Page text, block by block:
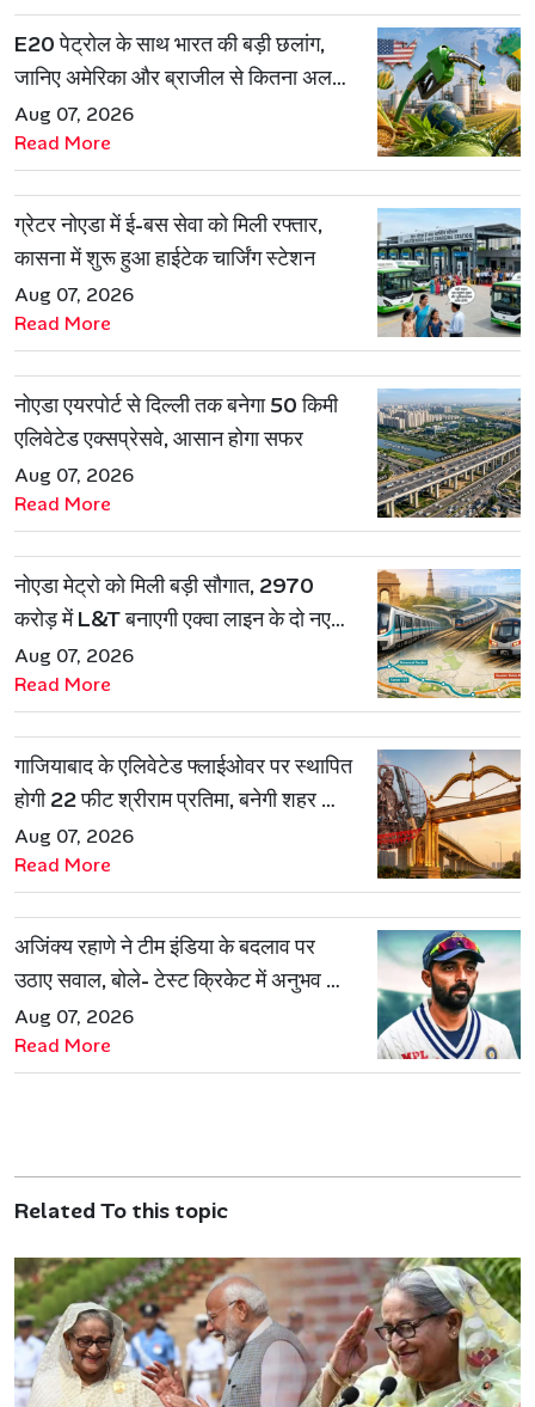
E20 पेट्रोल के साथ भारत की बड़ी छलांग,
जानिए अमेरिका और ब्राजील से कितना अलग
है एथेनॉल मॉडल
Aug 07, 2026
Read More
ग्रेटर नोएडा में ई-बस सेवा को मिली रफ्तार,
कासना में शुरू हुआ हाईटेक चार्जिंग स्टेशन
Aug 07, 2026
Read More
नोएडा एयरपोर्ट से दिल्ली तक बनेगा 50 किमी
एलिवेटेड एक्सप्रेसवे, आसान होगा सफर
Aug 07, 2026
Read More
नोएडा मेट्रो को मिली बड़ी सौगात, 2970
करोड़ में L&T बनाएगी एक्वा लाइन के दो नए
रूट
Aug 07, 2026
Read More
गाजियाबाद के एलिवेटेड फ्लाईओवर पर स्थापित
होगी 22 फीट श्रीराम प्रतिमा, बनेगी शहर की
नई पहचान
Aug 07, 2026
Read More
अजिंक्य रहाणे ने टीम इंडिया के बदलाव पर
उठाए सवाल, बोले- टेस्ट क्रिकेट में अनुभव की
जरूरत हमेशा रहेगी
Aug 07, 2026
Read More
Related To this topic